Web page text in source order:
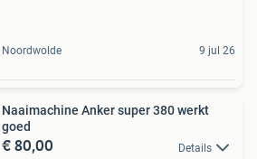
Noordwolde 9 jul 26
Naaimachine Anker super 380 werkt
goed
€ 80,00 Details